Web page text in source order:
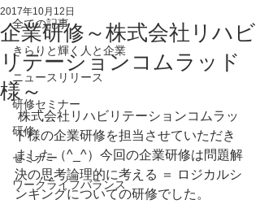
全ての記事
きらりと輝く人と企業
ニュースリリース
研修セミナー
研修
セミナー
ワークライフバランス
企業研修～株式会社リハビ
リテーションコムラッド
様～
2017年10月12日
ド様の企業研修を担当させていただき
ました（^_^）今回の企業研修は問題解
決の思考論理的に考える ＝ ロジカルシ
ンキングについての研修でした。